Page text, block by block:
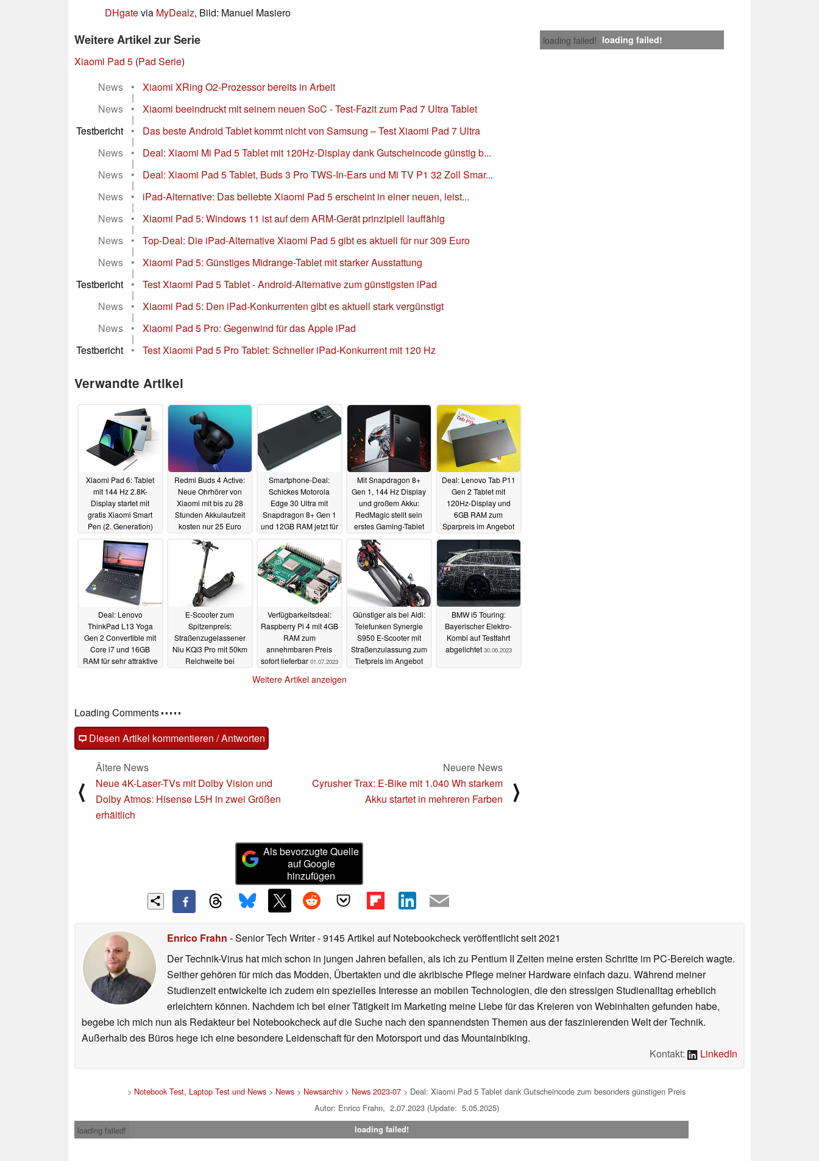
DHgatevia MyDealz, Bild: Manuel Masiero
loading failed! loading failed!
Weitere Artikel zur Serie
Xiaomi Pad 5 (Pad Serie)
News
• Xiaomi XRing O2-Prozessor bereits in Arbeit
|
News
• Xiaomi beeindruckt mit seinem neuen SoC - Test-Fazit zum Pad 7 Ultra Tablet
|
Testbericht
• Das beste Android Tablet kommt nicht von Samsung – Test Xiaomi Pad 7 Ultra
|
News
• Deal: Xiaomi Mi Pad 5 Tablet mit 120Hz-Display dank Gutscheincode günstig b...
|
News
• Deal: Xiaomi Pad 5 Tablet, Buds 3 Pro TWS-In-Ears und Mi TV P1 32 Zoll Smar...
|
News
• iPad-Alternative: Das beliebte Xiaomi Pad 5 erscheint in einer neuen, leist...
|
News
• Xiaomi Pad 5: Windows 11 ist auf dem ARM-Gerät prinzipiell lauffähig
|
News
• Top-Deal: Die iPad-Alternative Xiaomi Pad 5 gibt es aktuell für nur 309 Euro
|
News
• Xiaomi Pad 5: Günstiges Midrange-Tablet mit starker Ausstattung
|
Testbericht
• Test Xiaomi Pad 5 Tablet - Android-Alternative zum günstigsten iPad
|
News
• Xiaomi Pad 5: Den iPad-Konkurrenten gibt es aktuell stark vergünstigt
|
News
• Xiaomi Pad 5 Pro: Gegenwind für das Apple iPad
|
Testbericht
• Test Xiaomi Pad 5 Pro Tablet: Schneller iPad-Konkurrent mit 120 Hz
Verwandte Artikel
Xiaomi Pad 6: Tablet
mit 144 Hz 2.8K-
Display startet mit
gratis Xiaomi Smart
Pen (2. Generation)
offiziell in den Verkauf
10.07.2023
Redmi Buds 4 Active:
Neue Ohrhörer von
Xiaomi mit bis zu 28
Stunden Akkulaufzeit
kosten nur 25 Euro
07.07.2023
Smartphone-Deal:
Schickes Motorola
Edge 30 Ultra mit
Snapdragon 8+ Gen 1
und 12GB RAM jetzt für
Mit Snapdragon 8+
Gen 1, 144 Hz Display
und großem Akku:
RedMagic stellt sein
erstes Gaming-Tablet
vor
Deal: Lenovo Tab P11
Gen 2 Tablet mit
120Hz-Display und
6GB RAM zum
Sparpreis im Angebot
04.07.2023
Deal: Lenovo
ThinkPad L13 Yoga
Gen 2 Convertible mit
Core i7 und 16GB
RAM für sehr attraktive
E-Scooter zum
Spitzenpreis:
Straßenzugelassener
Niu KQi3 Pro mit 50km
Reichweite bei
Verfügbarkeitsdeal:
Raspberry Pi 4 mit 4GB
RAM zum
annehmbaren Preis
sofort lieferbar 01.07.2023
Günstiger als bei Aldi:
Telefunken Synergie
S950 E-Scooter mit
Straßenzulassung zum
Tiefpreis im Angebot
BMW i5 Touring:
Bayerischer Elektro-
Kombi auf Testfahrt
abgelichtet 30.06.2023
Weitere Artikel anzeigen
Loading Comments
Diesen Artikel kommentieren / Antworten
⟨
Ältere News
Neue 4K-Laser-TVs mit Dolby Vision und
Dolby Atmos: Hisense L5H in zwei Größen
erhältlich
Neuere News
Cyrusher Trax: E-Bike mit 1.040 Wh starkem
Akku startet in mehreren Farben
⟩
Als bevorzugte Quelle
auf Google
hinzufügen
Enrico Frahn - Senior Tech Writer- 9145 Artikel auf Notebookcheck veröffentlichtseit 2021
Der Technik-Virus hat mich schon in jungen Jahren befallen, als ich zu Pentium II Zeiten meine ersten Schritte im PC-Bereich wagte.
Seither gehören für mich das Modden, Übertakten und die akribische Pflege meiner Hardware einfach dazu. Während meiner
Studienzeit entwickelte ich zudem ein spezielles Interesse an mobilen Technologien, die den stressigen Studienalltag erheblich
erleichtern können. Nachdem ich bei einer Tätigkeit im Marketing meine Liebe für das Kreieren von Webinhalten gefunden habe,
begebe ich mich nun als Redakteur bei Notebookcheck auf die Suche nach den spannendsten Themen aus der faszinierenden Welt der Technik.
Außerhalb des Büros hege ich eine besondere Leidenschaft für den Motorsport und das Mountainbiking.
Kontakt:
LinkedIn
> Notebook Test, Laptop Test und News > News > Newsarchiv > News 2023-07 > Deal: Xiaomi Pad 5 Tablet dank Gutscheincode zum besonders günstigen Preis
Autor: Enrico Frahn, 2.07.2023 (Update: 5.05.2025)
loading failed!
loading failed!